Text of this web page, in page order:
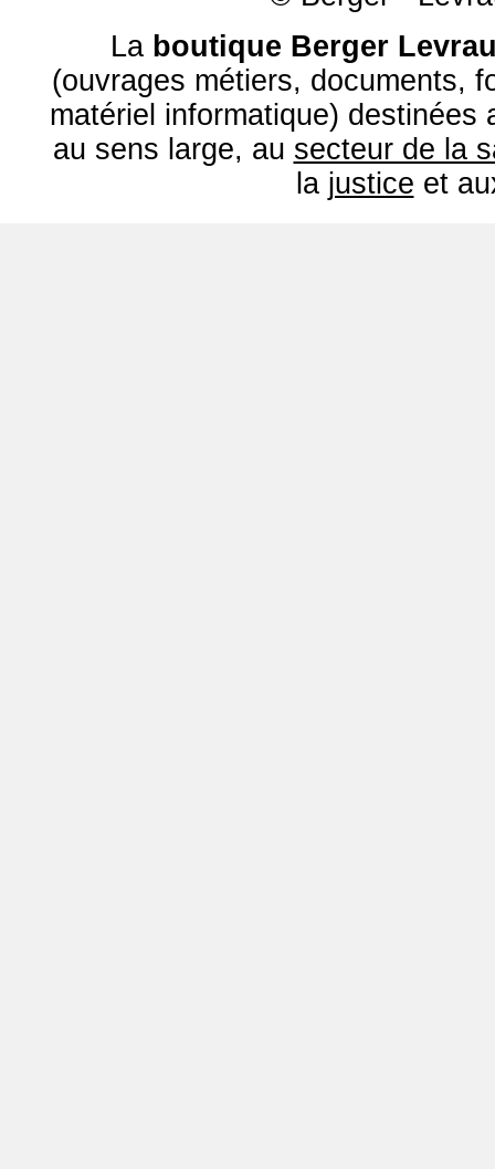
La boutique Berger
(ouvrages métiers, documents,
matériel informatique) destinées
au sens large, au secteur de la
la justice et